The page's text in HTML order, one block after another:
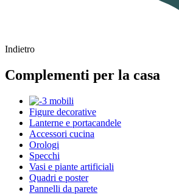
Indietro
Complementi per la casa
Figure decorative
Lanterne e portacandele
Accessori cucina
Orologi
Specchi
Vasi e piante artificiali
Quadri e poster
Pannelli da parete